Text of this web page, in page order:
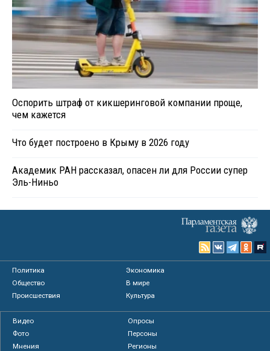
Оспорить штраф от кикшеринговой компании проще,
чем кажется
Что будет построено в Крыму в 2026 году
Академик РАН рассказал, опасен ли для России супер
Эль-Ниньо
Политика
Экономика
Общество
В мире
Происшествия
Культура
Видео
Опросы
Фото
Персоны
Мнения
Регионы